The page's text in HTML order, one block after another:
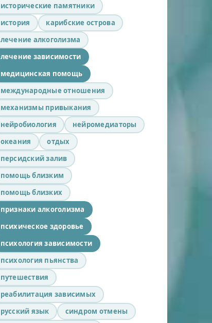
исторические памятники
история
карибские острова
лечение алкоголизма
лечение зависимости
медицинская помощь
международные отношения
механизмы привыкания
нейробиология
нейромедиаторы
океания
отдых
персидский залив
помощь близким
помощь близких
признаки алкоголизма
психическое здоровье
психология зависимости
психология пьянства
путешествия
реабилитация зависимых
русский язык
синдром отмены